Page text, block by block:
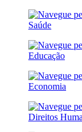
Saúde
Educação
Economia
Direitos